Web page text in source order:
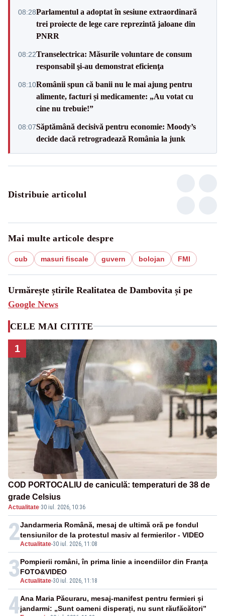
08:28Parlamentul a adoptat în sesiune extraordinară
trei proiecte de lege care reprezintă jaloane din
PNRR
08:22Transelectrica: Măsurile voluntare de consum
responsabil şi-au demonstrat eficienţa
08:10Românii spun că banii nu le mai ajung pentru
alimente, facturi și medicamente: „Au votat cu
cine nu trebuie!”
08:07Săptămână decisivă pentru economie: Moody’s
decide dacă retrogradează România la junk
Distribuie articolul
Mai multe articole despre
cub masuri fiscale guvern bolojan FMI
Urmărește știrile Realitatea de Dambovita și pe
Google News
CELE MAI CITITE
1
COD PORTOCALIU de caniculă: temperaturi de 38 de
grade Celsius
Actualitate·30 iul. 2026, 10:36
2Actualitate-30 iul. 2026, 11:08
Jandarmeria Română, mesaj de ultimă oră pe fondul
tensiunilor de la protestul masiv al fermierilor - VIDEO
3Actualitate-30 iul. 2026, 11:18
Pompierii români, în prima linie a incendiilor din Franța
FOTO&VIDEO
4Ana Maria Păcuraru, mesaj-manifest pentru fermieri și
jandarmi: „Sunt oameni disperați, nu sunt răufăcători”